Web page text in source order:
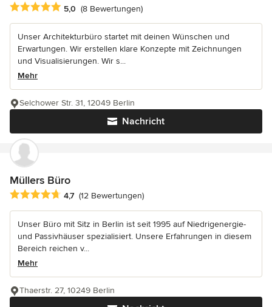
Durchschnittliche Bewertung: 5 von 5 Sternen
5,0 (8 Bewertungen)
Unser Architekturbüro startet mit deinen Wünschen und
Erwartungen. Wir erstellen klare Konzepte mit Zeichnungen
und Visualisierungen. Wir s...
Mehr
Nachricht
Selchower Str. 31, 12049 Berlin
Müllers Büro
Durchschnittliche Bewertung: 4.7 von 5 Sternen
4,7 (12 Bewertungen)
Unser Büro mit Sitz in Berlin ist seit 1995 auf Niedrigenergie-
und Passivhäuser spezialisiert. Unsere Erfahrungen in diesem
Bereich reichen v...
Mehr
Thaerstr. 27, 10249 Berlin